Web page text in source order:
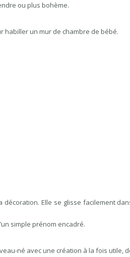
ou plus bohème.
un mur de chambre de bébé.
Elle se glisse facilement
simple prénom encadré.
né avec une création à la fois utile,